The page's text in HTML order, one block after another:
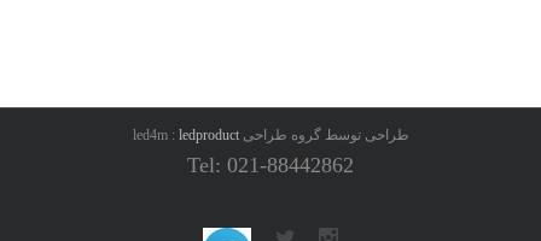
طراحی توسط گروه طراحی led4m :ledproduct
Tel: 021-88442862